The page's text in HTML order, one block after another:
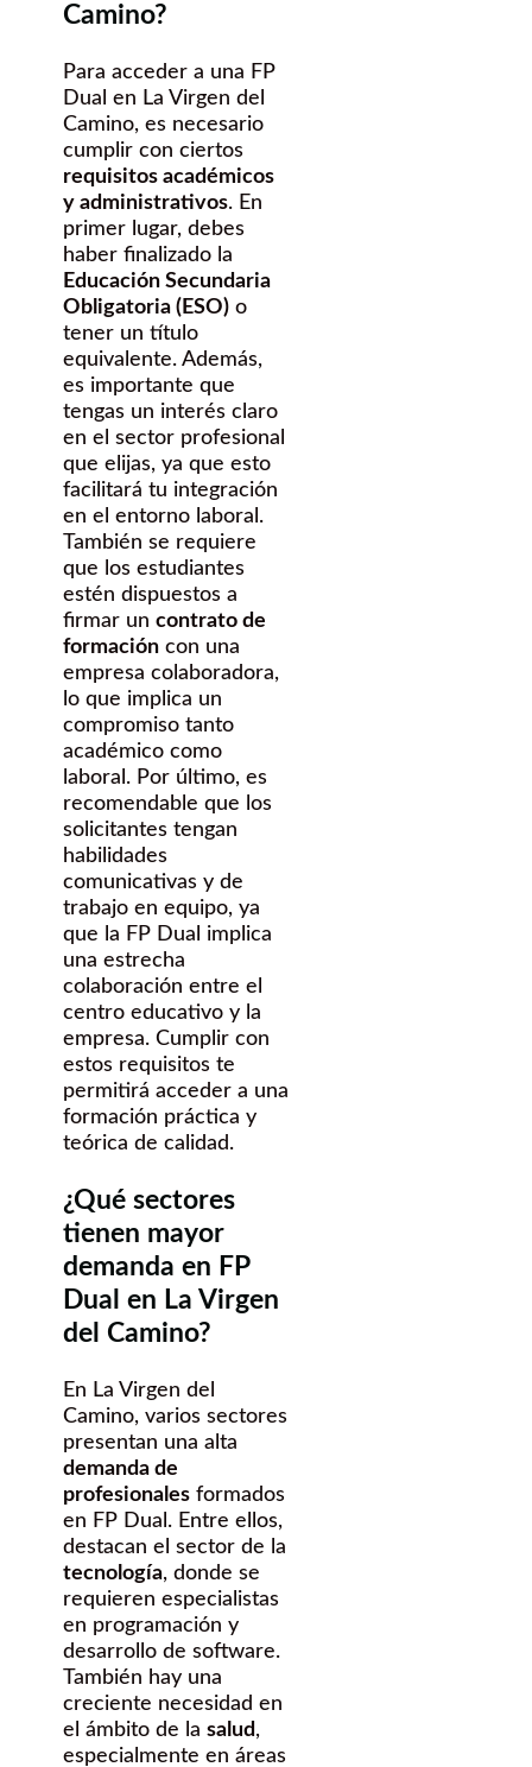
Camino?
Para acceder a una FP
Dual en La Virgen del
Camino, es necesario
cumplir con ciertos
requisitos académicos
y administrativos. En
primer lugar, debes
haber finalizado la
Educación Secundaria
Obligatoria (ESO) o
tener un título
equivalente. Además,
es importante que
tengas un interés claro
en el sector profesional
que elijas, ya que esto
facilitará tu integración
en el entorno laboral.
También se requiere
que los estudiantes
estén dispuestos a
firmar un contrato de
formación con una
empresa colaboradora,
lo que implica un
compromiso tanto
académico como
laboral. Por último, es
recomendable que los
solicitantes tengan
habilidades
comunicativas y de
trabajo en equipo, ya
que la FP Dual implica
una estrecha
colaboración entre el
centro educativo y la
empresa. Cumplir con
estos requisitos te
permitirá acceder a una
formación práctica y
teórica de calidad.
¿Qué sectores
tienen mayor
demanda en FP
Dual en La Virgen
del Camino?
En La Virgen del
Camino, varios sectores
presentan una alta
demanda de
profesionales formados
en FP Dual. Entre ellos,
destacan el sector de la
tecnología, donde se
requieren especialistas
en programación y
desarrollo de software.
También hay una
creciente necesidad en
el ámbito de la salud,
especialmente en áreas